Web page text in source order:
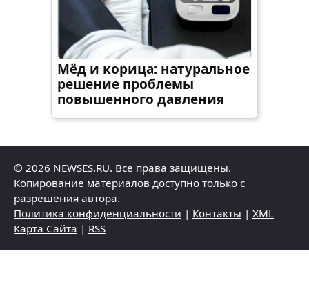
Мёд и корица: натуральное
решение проблемы
повышенного давления
© 2026 NEWSES.RU. Все права защищены.
Копирование материалов доступно только с
разрешения автора.
Политика конфиденциальности | Контакты | XML
Карта Сайта | RSS